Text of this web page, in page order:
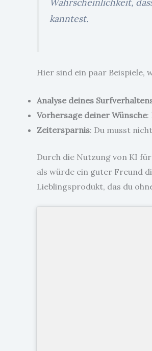
Wahrscheinlichkeit,
kanntest.
Hier sind ein paar Beispiele,
Analyse deines
Vorhersage deiner Wünsche:
Zeitersparnis: Du musst
Durch die Nutzung von KI
als würde ein guter Freund
Lieblingsprodukt, das du